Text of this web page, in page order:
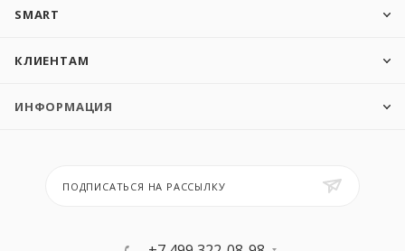
SMART
КЛИЕНТАМ
ИНФОРМАЦИЯ
ПОДПИСАТЬСЯ НА РАССЫЛКУ